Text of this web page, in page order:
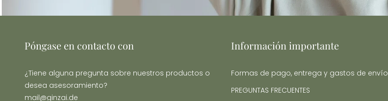
Póngase en contacto con
¿Tiene alguna pregunta sobre nuestros productos o
desea asesoramiento?
mail@ginzai.de
Información importante
Formas de pago, entrega y gastos de envío
PREGUNTAS FRECUENTES